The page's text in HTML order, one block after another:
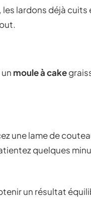
lardons déjà cuits
moule à cake
une lame de
quelques
un résultat